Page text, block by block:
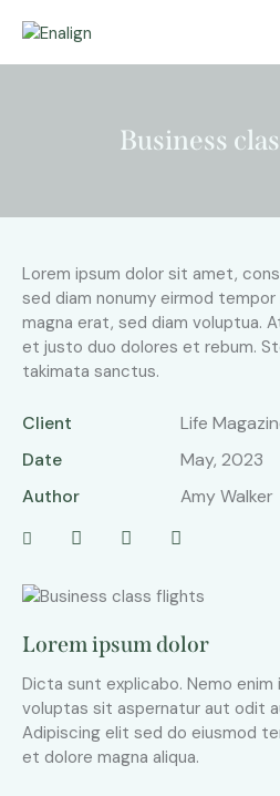
Business
Lorem ipsum dolor sit amet,
sed diam nonumy eirmod
magna erat, sed diam voluptua.
et justo duo dolores et rebum.
takimata sanctus.
Client
Life
Date
May, 2023
Author
Amy Walker
Lorem ipsum dolor
Dicta sunt explicabo. Nemo
voluptas sit aspernatur aut odit
Adipiscing elit sed do eiusmod
et dolore magna aliqua.